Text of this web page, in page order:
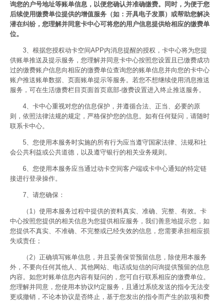
询您的户号地址等账单信息，以便您确认并准确缴费。同时，为便于您
后续使用缴费单位提供的增值服务（如：开具电子发票）或帮助您解决
潜在纠纷，您理解并同意卡中心可将您的用户信息提供给相应的缴费单
位。
3、根据您授权动卡空间APP内消息提醒的授权，卡中心将为您提
供账单推送及提示服务，您理解并同意卡中心按照您设置且已缴费成功
过的缴费账户信息向相应的缴费单位查询您的账单信息并向您的卡中心
账户推送账单数据、页面账单提示等服务。若您不想继续使用消息推送
服务，可在生活缴费栏目页面首页底部-缴费设置进入终止推送服务。
4、卡中心重视对您的信息保护，并遵循合法、正当、必要的原
则，依照法律法规的规定，严格保护您的信息。如有任何疑问，请随时
联系卡中心。
5、您使用本服务时实施的所有行为应当遵守国家法律、法规和社
会公共利益或公共道德，以及遵守银行的相关业务规则。
6、您使用本服务应当通过动卡空间客户端或卡中心通知的特定链
接进行登录操作。
7、请您确保：
（1）使用本服务过程中提供的资料真实、准确、完整、有效。卡
中心按照您提供的相关信息为您提供相应服务，我们善意地提示您，如
您提供不真实、不准确、不完整或已经失效的信息，您需要承担相应损
失或责任；
（2）正确填写账单信息，并且妥善保管预留信息，除使用本服务
外，不要向任何其他人、其他网站、电话或短信的问询提供预留的信息
内容。如您对账单信息内容有疑问的，您可自行联系相应的缴费单位。
您理解并同意，您使用本协议约定服务，且通过系统发送的指令无法变
更或撤销，不论本协议是否终止，基于您发出的指令而产生的款项和费